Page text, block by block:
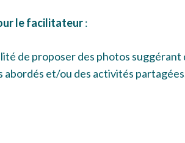
le facilitateur:
de proposer des photos suggérant
abordés et/ou des activités